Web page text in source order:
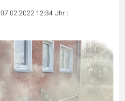
07.02.2022 12:34 Uhr|